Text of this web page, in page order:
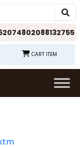
02088132755
CART ITEM